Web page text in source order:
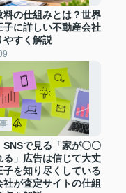
料の仕組みとは？世界
子に詳しい不動産会社
やすく解説
SNSで見る「家が〇〇
る」広告は信じて大丈
子を知り尽くしている
社が査定サイトの仕組